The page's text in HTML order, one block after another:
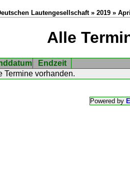
Lautengesellschaft » 2019 »
Alle
Endzeit
Termine vorhanden.
Powered by